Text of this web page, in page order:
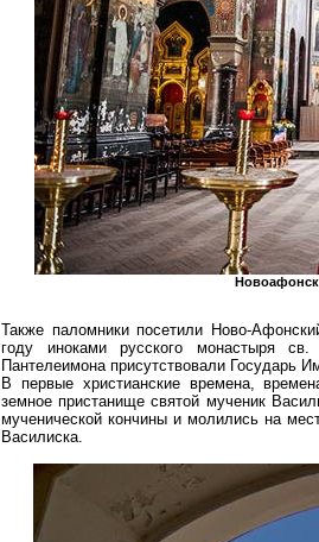
Также паломники посетили Ново-
году иноками русского монастыря
Пантелеимона присутствовали Государь
В первыехристианские времена,
земное пристанище святой мученик
мученической кончины и молились на
Василиска.